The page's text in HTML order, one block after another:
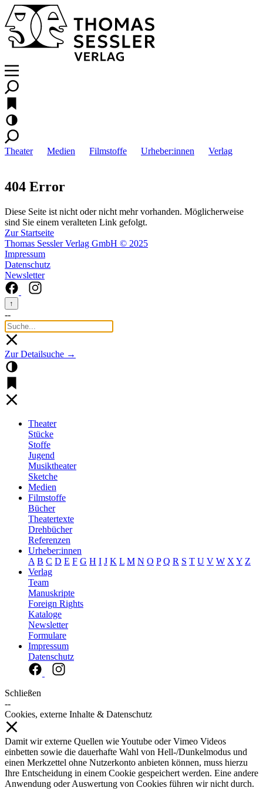
Theater Medien Filmstoffe Urheber:innen Verlag
404 Error
Diese Seite ist nicht oder nicht mehr vorhanden. Möglicherweise
sind Sie einem veralteten Link gefolgt.
Zur Startseite
Thomas Sessler Verlag GmbH © 2025
Impressum
Datenschutz
Newsletter
↑
--
Zur Detailsuche →
Theater
Stücke
Stoffe
Jugend
Musiktheater
Sketche
Medien
Filmstoffe
Bücher
Theatertexte
Drehbücher
Referenzen
Urheber:innen
A B C D E F G H I J K L M N O P Q R S T U V W X Y Z
Verlag
Team
Manuskripte
Foreign Rights
Kataloge
Newsletter
Formulare
Impressum
Datenschutz
Schließen
--
Cookies, externe Inhalte & Datenschutz
Damit wir externe Quellen wie Youtube oder Vimeo Videos
einbetten sowie die dauerhafte Wahl von Hell-/Dunkelmodus und
einen Merkzettel ohne Nutzerkonto anbieten können, muss hierzu
Ihre Entscheidung in einem Cookie gespeichert werden. Eine andere
Anwendung oder Auswertung von Cookies führen wir nicht durch.